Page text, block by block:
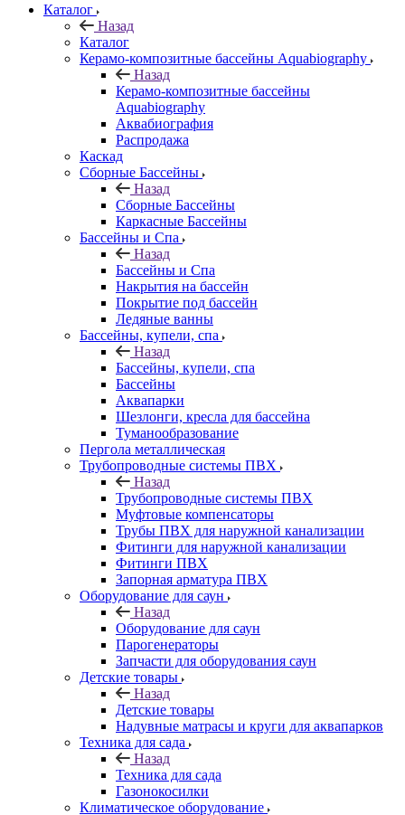
Каталог
Назад
Каталог
Керамо-композитные бассейны Aquabiography
Назад
Керамо-композитные бассейны
Aquabiography
Аквабиография
Распродажа
Каскад
Сборные Бассейны
Назад
Сборные Бассейны
Каркасные Бассейны
Бассейны и Спа
Назад
Бассейны и Спа
Накрытия на бассейн
Покрытие под бассейн
Ледяные ванны
Бассейны, купели, спа
Назад
Бассейны, купели, спа
Бассейны
Аквапарки
Шезлонги, кресла для бассейна
Туманообразование
Пергола металлическая
Трубопроводные системы ПВХ
Назад
Трубопроводные системы ПВХ
Муфтовые компенсаторы
Трубы ПВХ для наружной канализации
Фитинги для наружной канализации
Фитинги ПВХ
Запорная арматура ПВХ
Оборудование для саун
Назад
Оборудование для саун
Парогенераторы
Запчасти для оборудования саун
Детские товары
Назад
Детские товары
Надувные матрасы и круги для аквапарков
Техника для сада
Назад
Техника для сада
Газонокосилки
Климатическое оборудование